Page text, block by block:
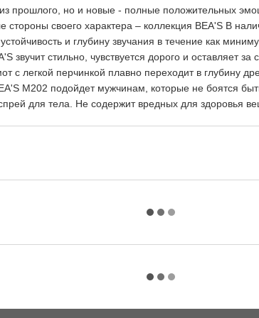
прошлого, но и новые - полные положительных
стороны своего характера – коллекция BEA'S В
и глубину звучания в течение как
стильно, чувствуется дорого и оставляет за
с легкой перчинкой плавно переходит в глубину
M202 подойдет мужчинам, которые не боятся
для тела. Не содержит вредных для здоровья